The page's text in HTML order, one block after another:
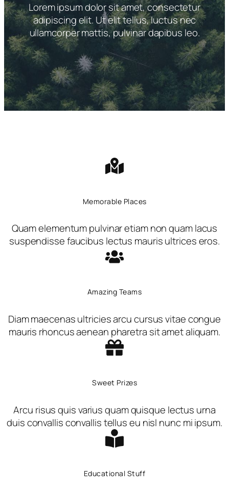
Lorem ipsum dolor sit amet, consectetur
adipiscing elit. Ut elit tellus, luctus nec
ullamcorper mattis, pulvinar dapibus leo.
Memorable Places
Quam elementum pulvinar etiam non quam lacus
suspendisse faucibus lectus mauris ultrices eros.
Amazing Teams
Diam maecenas ultricies arcu cursus vitae congue
mauris rhoncus aenean pharetra sit amet aliquam.
Sweet Prizes
Arcu risus quis varius quam quisque lectus urna
duis convallis convallis tellus eu nisl nunc mi ipsum.
Educational Stuff